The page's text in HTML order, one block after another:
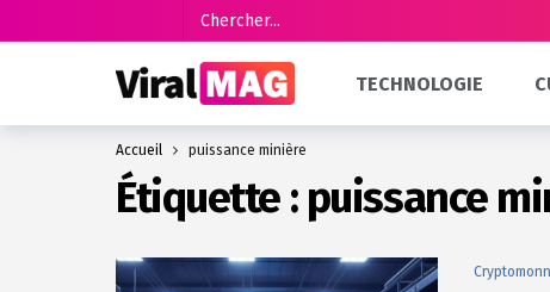
TECHNOLOGIE
Accueil puissance minière
Étiquette : puissance